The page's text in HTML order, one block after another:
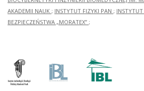
AKADEMII NAUK ; INSTYTUT FIZYKI PAN ;
BEZPIECZEŃSTWA „MORATEX” ;